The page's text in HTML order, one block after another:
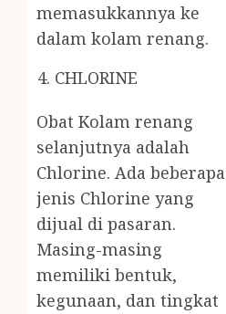
memasukkannya ke
dalam kolam renang.
CHLORINE
Obat Kolam renang
selanjutnya adalah
Chlorine. Ada beberapa
jenis Chlorine yang
dijual di pasaran.
Masing-masing
memiliki bentuk,
kegunaan, dan tingkat